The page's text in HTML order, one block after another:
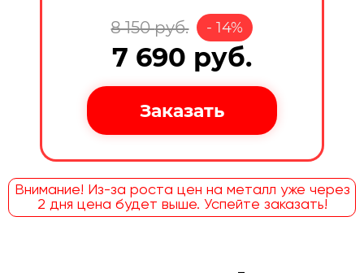
8 150руб. -14%
7 690 руб.
Внимание! Из-за роста цен на металл уже через
2 дня цена будет выше. Успейте заказать!